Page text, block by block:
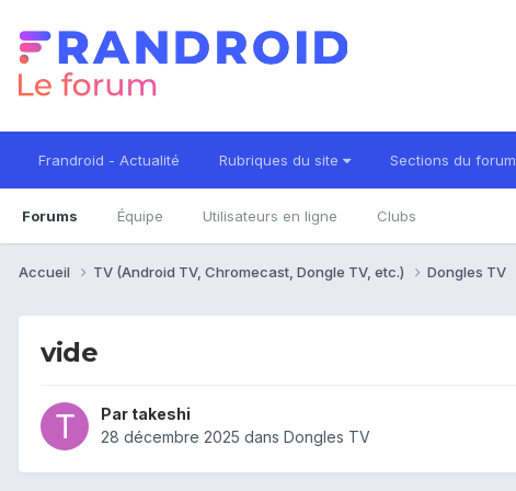
Frandroid - Actualité Rubriques du site Sections du forum
Forums Équipe Utilisateurs en ligne Clubs
Accueil TV (Android TV, Chromecast, Dongle TV, etc.) Dongles TV
vide
Par takeshi
28 décembre 2025 dans Dongles TV